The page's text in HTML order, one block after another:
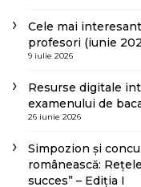
Cele mai
profesori (iunie
9 iulie 2026
Resurse digitale
examenului de
26 iunie 2026
Simpozion și
românească:
succes” – Ediția I